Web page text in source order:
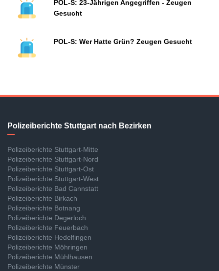
POL-S: 23-Jährigen Angegriffen - Zeugen
Gesucht
POL-S: Wer Hatte Grün? Zeugen Gesucht
Polizeiberichte Stuttgart nach Bezirken
Polizeiberichte Stuttgart-Mitte
Polizeiberichte Stuttgart-Nord
Polizeiberichte Stuttgart-Ost
Polizeiberichte Stuttgart-West
Polizeiberichte Bad Cannstatt
Polizeiberichte Birkach
Polizeiberichte Botnang
Polizeiberichte Degerloch
Polizeiberichte Feuerbach
Polizeiberichte Hedelfingen
Polizeiberichte Möhringen
Polizeiberichte Mühlhausen
Polizeiberichte Münster